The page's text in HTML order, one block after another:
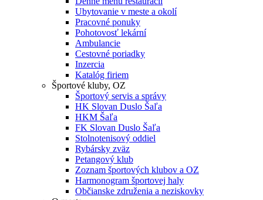
Ubytovanie v meste a okolí
Pracovné ponuky
Pohotovosť lekární
Ambulancie
Cestovné poriadky
Inzercia
Katalóg firiem
Športové kluby, OZ
Športový servis a správy
HK Slovan Duslo Šaľa
HKM Šaľa
FK Slovan Duslo Šaľa
Stolnotenisový oddiel
Rybársky zväz
Petangový klub
Zoznam športových klubov a OZ
Harmonogram športovej haly
Občianske združenia a neziskovky